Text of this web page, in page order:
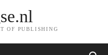
OF PUBLISHING